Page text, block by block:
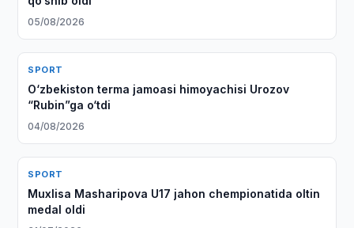
05/08/2026
SPORT
O‘zbekiston terma jamoasi himoyachisi Urozov
“Rubin”ga o‘tdi
04/08/2026
SPORT
Muxlisa Masharipova U17 jahon chempionatida oltin
medal oldi